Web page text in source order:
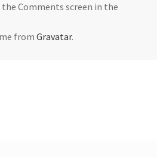
Comments screen in the
fromGravatar.